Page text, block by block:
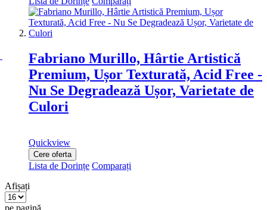
Fabriano Murillo, Hârtie Artistică
Premium, Ușor Texturată, Acid Free -
Nu Se Degradează Ușor, Varietate de
Culori
Quickview
Cere oferta
Lista de Dorințe Comparați
Afișați
pe pagină